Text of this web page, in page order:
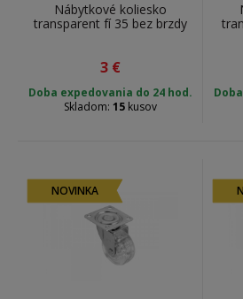
Nábytkové koliesko
transparent fí 35 bez brzdy
3 €
Doba expedovania do 24 hod.
Skladom: 15kusov
NOVINKA